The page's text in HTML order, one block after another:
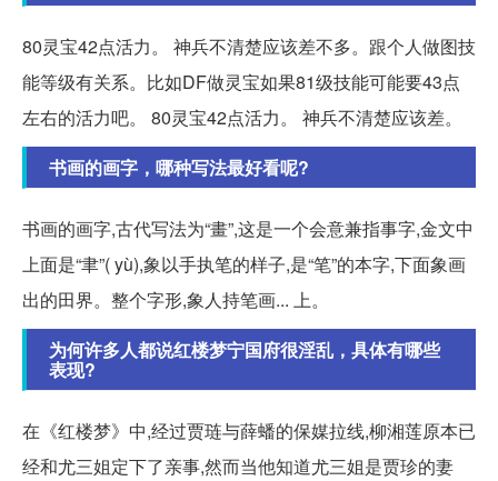
80灵宝42点活力。 神兵不清楚应该差不多。跟个人做图技
能等级有关系。比如DF做灵宝如果81级技能可能要43点
左右的活力吧。 80灵宝42点活力。 神兵不清楚应该差。
书画的画字，哪种写法最好看呢?
书画的画字,古代写法为“畫”,这是一个会意兼指事字,金文中
上面是“聿”( yù),象以手执笔的样子,是“笔”的本字,下面象画
出的田界。整个字形,象人持笔画... 上。
为何许多人都说红楼梦宁国府很淫乱，具体有哪些
表现?
在《红楼梦》中,经过贾琏与薛蟠的保媒拉线,柳湘莲原本已
经和尤三姐定下了亲事,然而当他知道尤三姐是贾珍的妻